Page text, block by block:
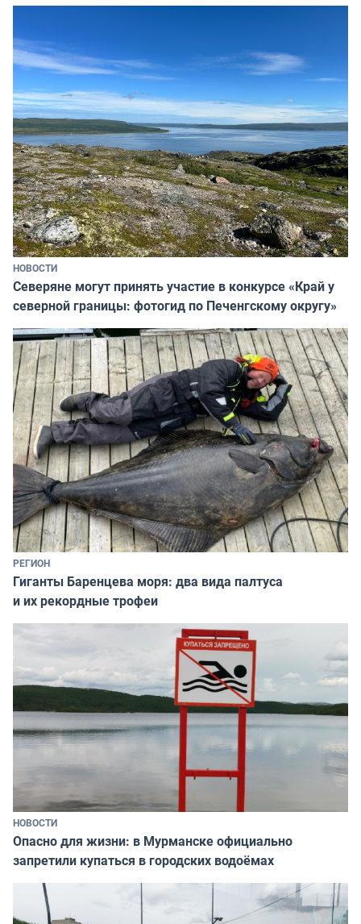
НОВОСТИ
Северяне могут принять участие в конкурсе «Край у
северной границы: фотогид по Печенгскому округу»
РЕГИОН
Гиганты Баренцева моря: два вида палтуса
и их рекордные трофеи
НОВОСТИ
Опасно для жизни: в Мурманске официально
запретили купаться в городских водоёмах